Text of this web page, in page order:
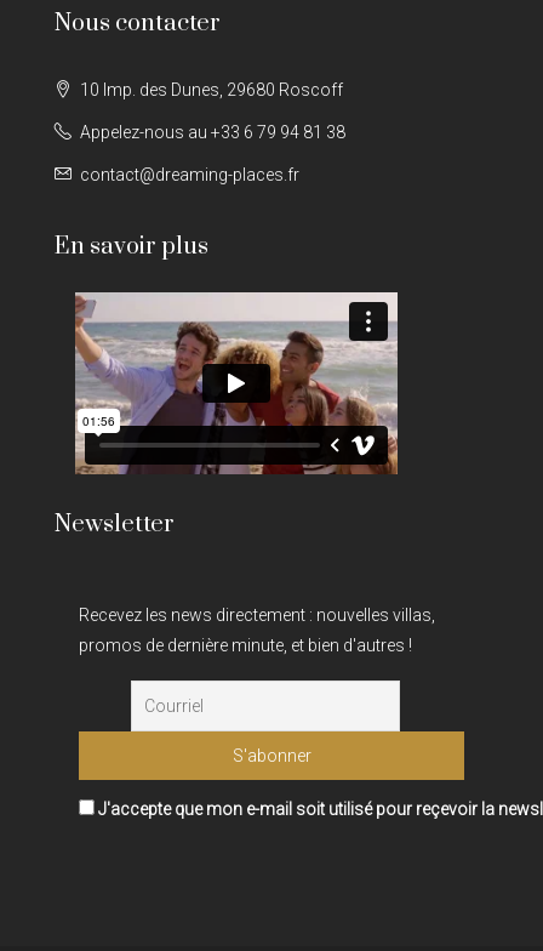
Nous contacter
10 Imp. des Dunes, 29680 Roscoff
Appelez-nous au +33 6 79 94 81 38
contact@dreaming-places.fr
En savoir plus
Newsletter
Recevez les news directement : nouvelles villas,
promos de dernière minute, et bien d'autres !
J'accepte que mon e-mail soit utilisé pour reçevoir la